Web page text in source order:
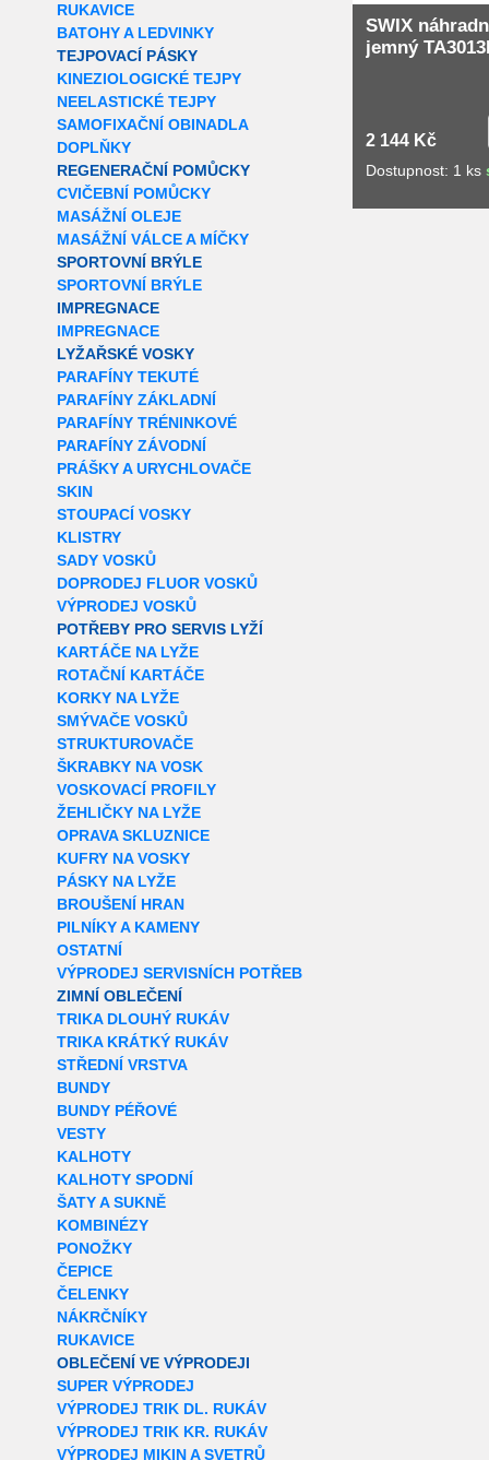
RUKAVICE
BATOHY A LEDVINKY
TEJPOVACÍ PÁSKY
KINEZIOLOGICKÉ TEJPY
NEELASTICKÉ TEJPY
SAMOFIXAČNÍ OBINADLA
DOPLŇKY
REGENERAČNÍ POMŮCKY
CVIČEBNÍ POMŮCKY
MASÁŽNÍ OLEJE
MASÁŽNÍ VÁLCE A MÍČKY
SPORTOVNÍ BRÝLE
SPORTOVNÍ BRÝLE
IMPREGNACE
IMPREGNACE
LYŽAŘSKÉ VOSKY
PARAFÍNY TEKUTÉ
PARAFÍNY ZÁKLADNÍ
PARAFÍNY TRÉNINKOVÉ
PARAFÍNY ZÁVODNÍ
PRÁŠKY A URYCHLOVAČE
SKIN
STOUPACÍ VOSKY
KLISTRY
SADY VOSKŮ
DOPRODEJ FLUOR VOSKŮ
VÝPRODEJ VOSKŮ
POTŘEBY PRO SERVIS LYŽÍ
KARTÁČE NA LYŽE
ROTAČNÍ KARTÁČE
KORKY NA LYŽE
SMÝVAČE VOSKŮ
STRUKTUROVAČE
ŠKRABKY NA VOSK
VOSKOVACÍ PROFILY
ŽEHLIČKY NA LYŽE
OPRAVA SKLUZNICE
KUFRY NA VOSKY
PÁSKY NA LYŽE
BROUŠENÍ HRAN
PILNÍKY A KAMENY
OSTATNÍ
VÝPRODEJ SERVISNÍCH POTŘEB
ZIMNÍ OBLEČENÍ
TRIKA DLOUHÝ RUKÁV
TRIKA KRÁTKÝ RUKÁV
STŘEDNÍ VRSTVA
BUNDY
BUNDY PÉŘOVÉ
VESTY
KALHOTY
KALHOTY SPODNÍ
ŠATY A SUKNĚ
KOMBINÉZY
PONOŽKY
ČEPICE
ČELENKY
NÁKRČNÍKY
RUKAVICE
OBLEČENÍ VE VÝPRODEJI
SUPER VÝPRODEJ
VÝPRODEJ TRIK DL. RUKÁV
VÝPRODEJ TRIK KR. RUKÁV
VÝPRODEJ MIKIN A SVETRŮ
SWIX
jemný
2 144 Kč
Dostupnost: 1 ks